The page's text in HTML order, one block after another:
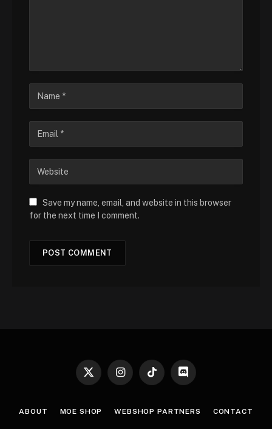
Save my name, email, and website in this browser
for the next time I comment.
X
InstagramTikTok Discord
ABOUT MOE SHOP WEBSHOP PARTNERS CONTACT